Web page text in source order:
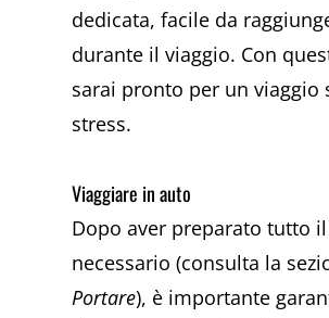
dedicata, facile da
durante il viaggio. Con
sarai pronto per un viaggio
stress.
Viaggiare in auto
Dopo aver preparato tutto il
necessario (consulta la
Portare), è importante